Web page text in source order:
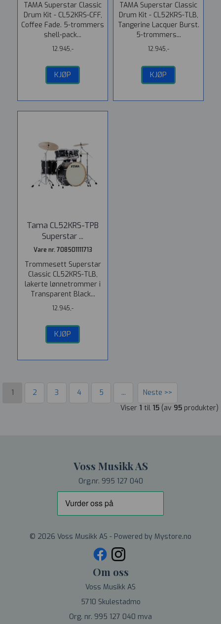
TAMA Superstar Classic
Drum Kit - CL52KRS-CFF,
Coffee Fade. 5-trommers
shell-pack...
12.945,-
KJØP
TAMA Superstar Classic
Drum Kit - CL52KRS-TLB,
Tangerine Lacquer Burst.
5-trommers...
12.945,-
KJØP
Tama CL52KRS-TPB
Superstar ...
Vare nr. 708501111713
Trommesett Superstar
Classic CL52KRS-TLB,
lakerte lønnetrommer i
Transparent Black...
12.945,-
KJØP
1 2 3 4 5 ...
Neste >>
Viser 1 til 15 (av 95 produkter)
Voss Musikk AS
Org.nr. 995 127 040
© 2026 Voss Musikk AS - Powered by Mystore.no
Om oss
Voss Musikk AS
5710 Skulestadmo
Org. nr. 995 127 040 mva